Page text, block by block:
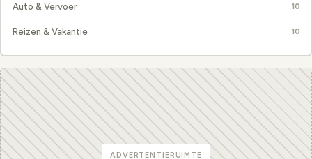
Auto & Vervoer 10
Reizen & Vakantie 10
ADVERTENTIERUIMTE